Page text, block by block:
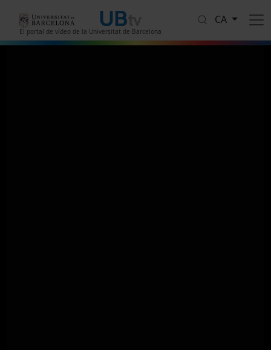
El portal de vídeo de la Universitat de Barcelona
CA